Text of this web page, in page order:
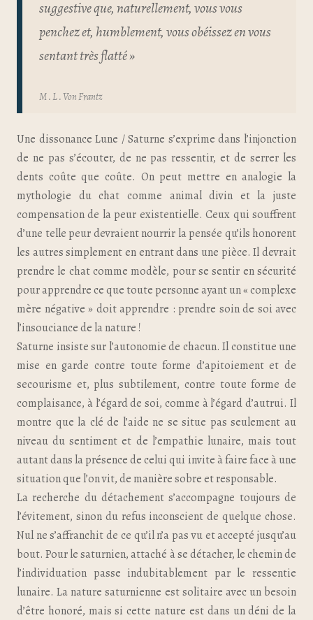
suggestive que, naturellement, vous vous
penchez et, humblement, vous obéissez en vous
sentant très flatté »
M . L . Von Frantz
Une dissonance Lune / Saturne s’exprime dans l’injonction
de ne pas s’écouter, de ne pas ressentir, et de serrer les
dents coûte que coûte. On peut mettre en analogie la
mythologie du chat comme animal divin et la juste
compensation de la peur existentielle. Ceux qui souffrent
d’une telle peur devraient nourrir la pensée qu’ils honorent
les autres simplement en entrant dans une pièce. Il devrait
prendre le chat comme modèle, pour se sentir en sécurité
pour apprendre ce que toute personne ayant un « complexe
mère négative » doit apprendre : prendre soin de soi avec
l’insouciance de la nature !
Saturne insiste sur l’autonomie de chacun. Il constitue une
mise en garde contre toute forme d’apitoiement et de
secourisme et, plus subtilement, contre toute forme de
complaisance, à l’égard de soi, comme à l’égard d’autrui. Il
montre que la clé de l’aide ne se situe pas seulement au
niveau du sentiment et de l’empathie lunaire, mais tout
autant dans la présence de celui qui invite à faire face à une
situation que l’on vit, de manière sobre et responsable.
La recherche du détachement s’accompagne toujours de
l’évitement, sinon du refus inconscient de quelque chose.
Nul ne s’affranchit de ce qu’il n’a pas vu et accepté jusqu’au
bout. Pour le saturnien, attaché à se détacher, le chemin de
l’individuation passe indubitablement par le ressentie
lunaire. La nature saturnienne est solitaire avec un besoin
d’être honoré, mais si cette nature est dans un déni de la